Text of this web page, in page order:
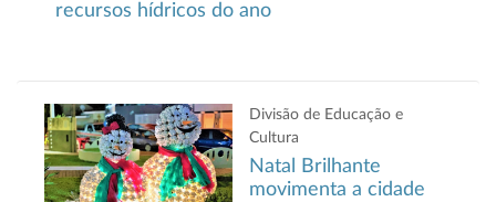
recursos hídricos do ano
Divisão de Educação e
Cultura
Natal Brilhante
movimenta a cidade